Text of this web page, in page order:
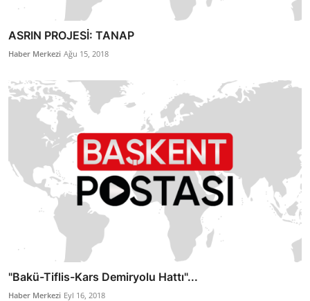
ASRIN PROJESİ: TANAP
Haber Merkezi Ağu 15, 2018
"Bakü-Tiflis-Kars Demiryolu Hattı"...
Haber Merkezi Eyl 16, 2018